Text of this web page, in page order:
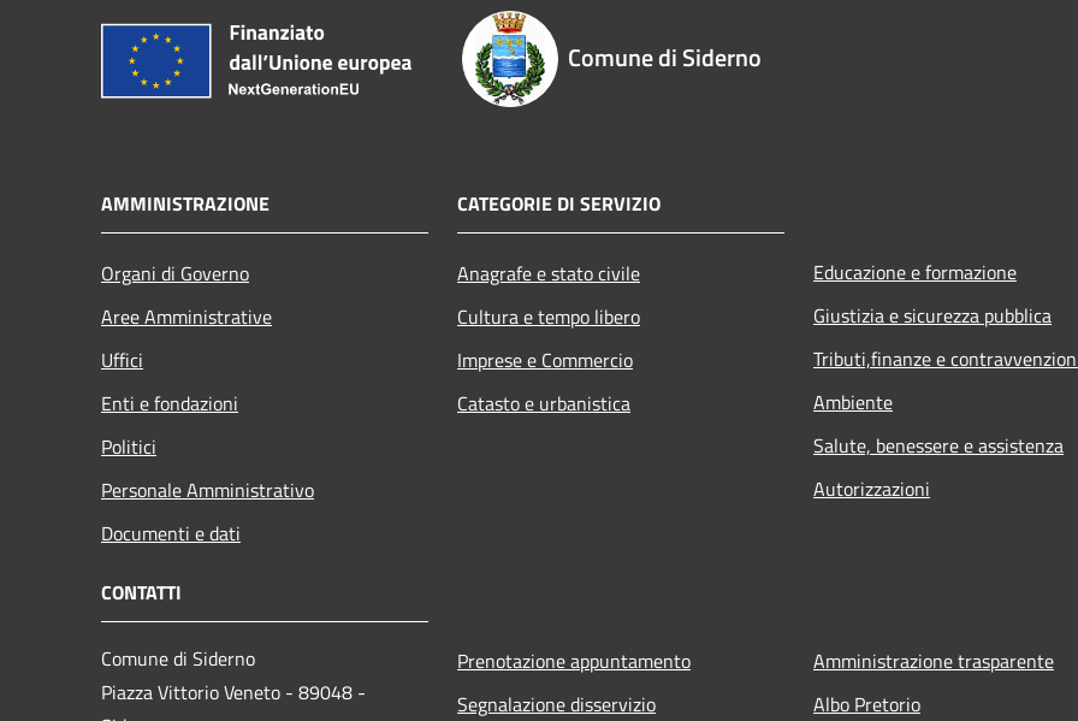
Comune di Siderno
AMMINISTRAZIONE
Organi di Governo
Aree Amministrative
Uffici
Enti e fondazioni
Politici
Personale Amministrativo
Documenti e dati
CATEGORIE DI SERVIZIO
Anagrafe e stato civile
Cultura e tempo libero
Imprese e Commercio
Catasto e urbanistica
Educazione e formazione
Giustizia e sicurezza pubblica
Tributi,finanze e
Ambiente
Salute, benessere e assistenza
Autorizzazioni
CONTATTI
Comune di Siderno
Piazza Vittorio Veneto - 89048 -
Prenotazione appuntamento
Segnalazione disservizio
Amministrazione trasparente
Albo Pretorio